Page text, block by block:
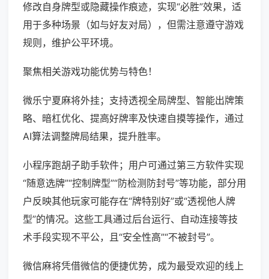
修改自身牌型或隐藏操作痕迹，实现“必胜”效果，适
用于多种场景（如与好友对局），但需注意遵守游戏
规则，维护公平环境。
聚焦相关游戏功能优势与特色！
微乐宁夏麻将外挂；支持透视全局牌型、智能出牌策
略、暗杠优化、提高好牌率及快速自摸等操作，通过
AI算法调整牌局结果，提升胜率。
小程序跑胡子助手软件；用户可通过第三方软件实现
“随意选牌”“控制牌型”“防检测防封号”等功能，部分用
户反映其他玩家可能存在“牌特别好”或“透视他人牌
型”的情况。这些工具通过后台运行、自动连接等技
术手段实现不平公，且“安全性高”“不被封号”。
微信麻将凭借微信的便捷优势，成为最受欢迎的线上